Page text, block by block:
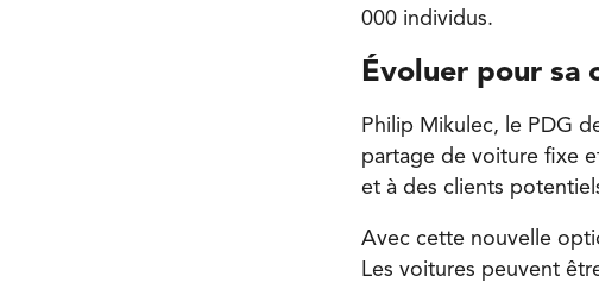
000 individus.
Évoluer pour sa
Philip Mikulec, le PDG
partage de voiture fixe
et à des clients
Avec cette nouvelle
Les voitures peuvent